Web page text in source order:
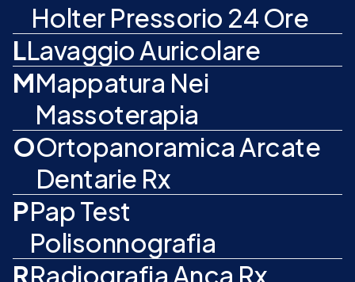
Holter Pressorio 24 Ore
LLavaggio Auricolare
MMappatura Nei
Massoterapia
OOrtopanoramica Arcate
Dentarie Rx
PPap Test
Polisonnografia
RRadiografia Anca Rx